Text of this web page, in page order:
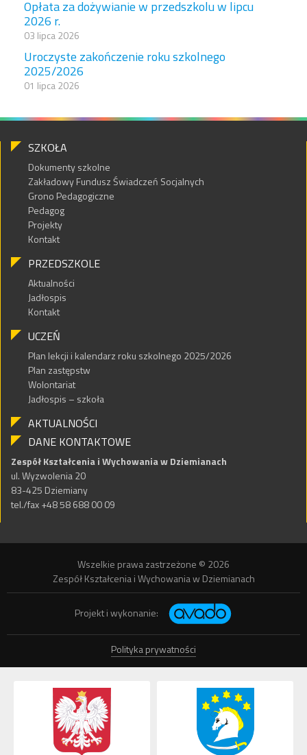
Opłata za dożywianie w przedszkolu w lipcu
2026 r.
03 lipca 2026
Uroczyste zakończenie roku szkolnego
2025/2026
01 lipca 2026
SZKOŁA
Dokumenty szkolne
Zakładowy Fundusz Świadczeń Socjalnych
Grono Pedagogiczne
Pedagog
Projekty
Kontakt
PRZEDSZKOLE
Aktualności
Jadłospis
Kontakt
UCZEŃ
Plan lekcji i kalendarz roku szkolnego 2025/2026
Plan zastępstw
Wolontariat
Jadłospis – szkoła
AKTUALNOŚCI
DANE KONTAKTOWE
Zespół Kształcenia i Wychowania w Dziemianach
ul. Wyzwolenia 20
83-425 Dziemiany
tel./fax +48 58 688 00 09
Wszelkie prawa zastrzeżone © 2026
Zespół Kształcenia i Wychowania w Dziemianach
Projekt i wykonanie:
Polityka prywatności